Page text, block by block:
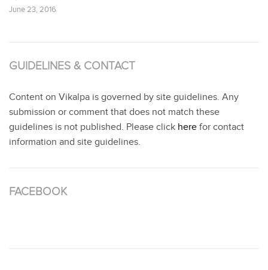
June 23, 2016
GUIDELINES & CONTACT
Content on Vikalpa is governed by site guidelines. Any
submission or comment that does not match these
guidelines is not published. Please click here for contact
information and site guidelines.
FACEBOOK